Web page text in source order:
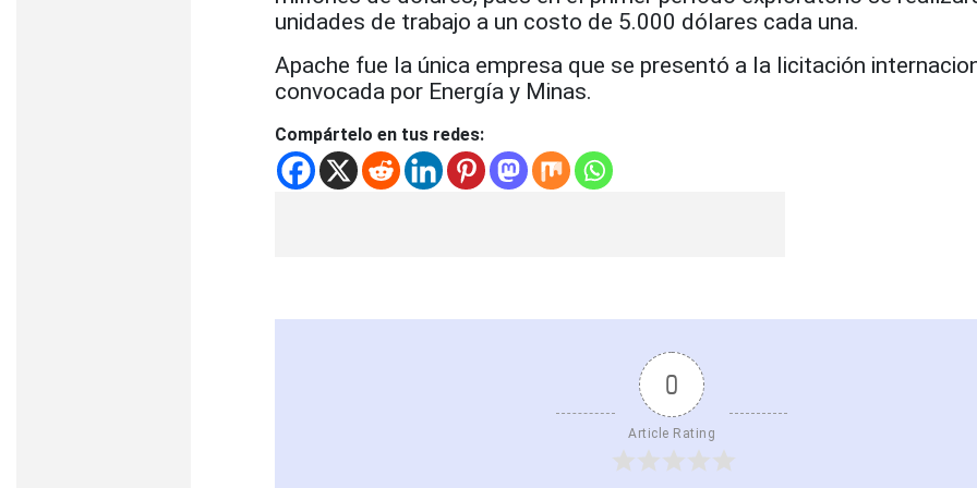
unidades de trabajo a un costo de 5.000 dólares cada una.
Apache fue la única empresa que se presentó a la licitación
convocada por Energía y Minas.
Compártelo en tus redes:
0
Article Rating